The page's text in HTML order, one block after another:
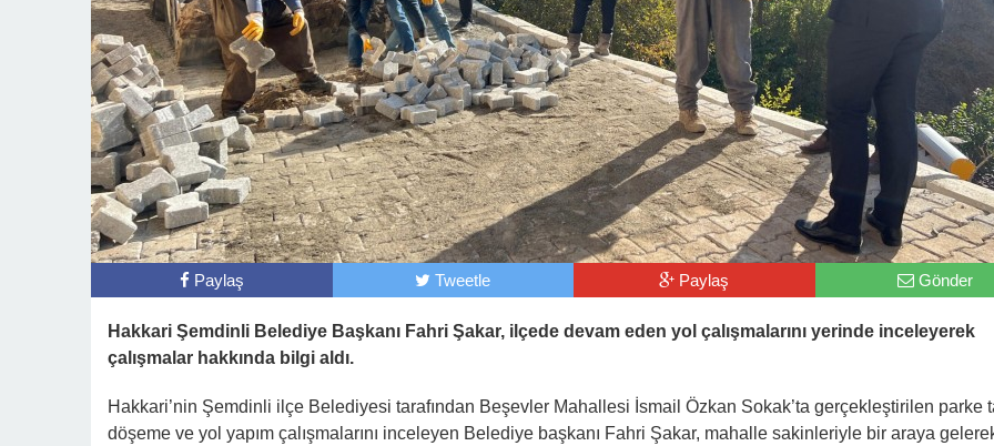
Paylaş Tweetle Paylaş Gönder
Hakkari Şemdinli Belediye Başkanı Fahri Şakar, ilçede devam eden yol çalışmalarını yerinde inceleyerek
çalışmalar hakkında bilgi aldı.
Hakkari’nin Şemdinli ilçe Belediyesi tarafından Beşevler Mahallesi İsmail Özkan Sokak’ta gerçekleştirilen parke
döşeme ve yol yapım çalışmalarını inceleyen Belediye başkanı Fahri Şakar, mahalle sakinleriyle bir araya